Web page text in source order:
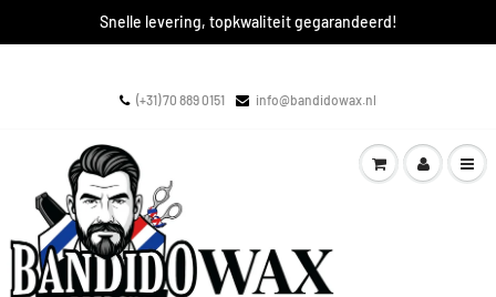
Snelle levering, topkwaliteit gegarandeerd!
(+31) 70 889 0151 info@bandidowax.nl